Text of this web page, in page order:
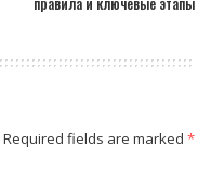
правила и ключевые этапы
Required fields are marked *